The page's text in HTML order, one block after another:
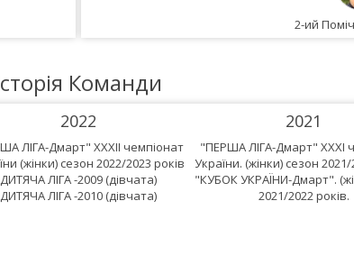
2-ий
Команди
2022
ЛІГА-Дмарт" XXXII чемпіонат
(жінки) сезон 2022/2023 років
ДИТЯЧА ЛІГА -2009 (дівчата)
ДИТЯЧА ЛІГА -2010 (дівчата)
2021
"ПЕРША ЛІГА-Дмарт" XXXІ
України. (жінки) сезон 2021/
"КУБОК УКРАЇНИ-Дмарт".
2021/2022 років.